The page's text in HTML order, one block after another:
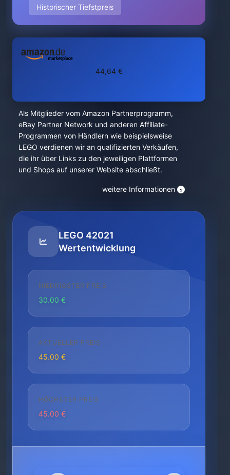
Historischer Tiefstpreis
44,64 €
Als Mitglieder vom Amazon Partnerprogramm,
eBay Partner Network und anderen Affiliate-
Programmen von Händlern wie beispielsweise
LEGO verdienen wir an qualifizierten Verkäufen,
die ihr über Links zu den jeweiligen Plattformen
und Shops auf unserer Website abschließt.
weitere Informationen
LEGO 42021
Wertentwicklung
NIEDRIGSTER PREIS
30.00 €
AKTUELLER PREIS
45.00 €
HÖCHSTER PREIS
45.00 €